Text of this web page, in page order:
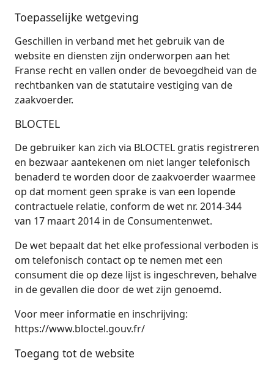
Toepasselijke wetgeving
Geschillen in verband met het gebruik van de
website en diensten zijn onderworpen aan het
Franse recht en vallen onder de bevoegdheid van de
rechtbanken van de statutaire vestiging van de
zaakvoerder.
BLOCTEL
De gebruiker kan zich via BLOCTEL gratis registreren
en bezwaar aantekenen om niet langer telefonisch
benaderd te worden door de zaakvoerder waarmee
op dat moment geen sprake is van een lopende
contractuele relatie, conform de wet nr. 2014-344
van 17 maart 2014 in de Consumentenwet.
De wet bepaalt dat het elke professional verboden is
om telefonisch contact op te nemen met een
consument die op deze lijst is ingeschreven, behalve
in de gevallen die door de wet zijn genoemd.
Voor meer informatie en inschrijving:
https://www.bloctel.gouv.fr/
Toegang tot de website